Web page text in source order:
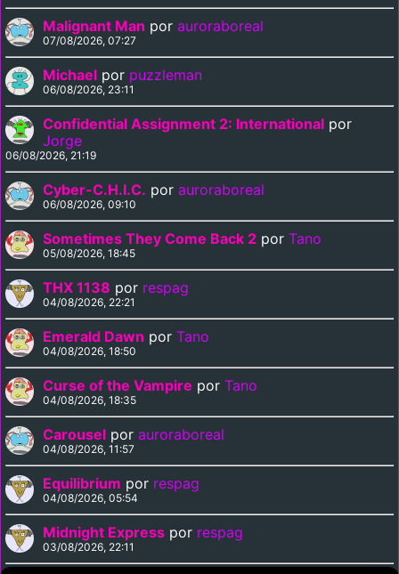
Malignant Man por auroraboreal
07/08/2026, 07:27
Michael por puzzleman
06/08/2026, 23:11
Confidential Assignment 2: International por
Jorge
06/08/2026, 21:19
Cyber-C.H.I.C. por auroraboreal
06/08/2026, 09:10
Sometimes They Come Back 2 por Tano
05/08/2026, 18:45
THX 1138 por respag
04/08/2026, 22:21
Emerald Dawn por Tano
04/08/2026, 18:50
Curse of the Vampire por Tano
04/08/2026, 18:35
Carousel por auroraboreal
04/08/2026, 11:57
Equilibrium por respag
04/08/2026, 05:54
Midnight Express por respag
03/08/2026, 22:11